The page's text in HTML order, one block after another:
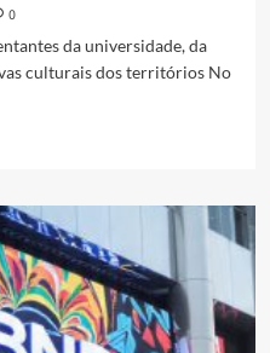
0
da universidade, da
culturais dos territórios No